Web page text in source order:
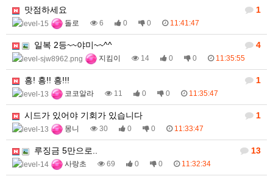
1
맛점하세요
돌로 6 0 0 11:41:47
4
일복 2등~~야미~~^^
지킴이 14 0 0 11:35:55
1
흥! 흥!! 흥!!!
코코알라 11 0 0 11:35:47
1
시드가 있어야 기회가 있습니다
몽니 30 0 0 11:33:47
13
루징금 5만으로..
사랑초 69 0 0 11:32:34